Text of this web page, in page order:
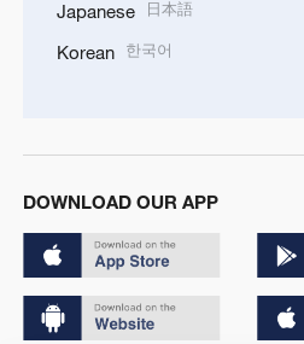
Japanese 日本語
Korean 한국어
DOWNLOAD OUR APP